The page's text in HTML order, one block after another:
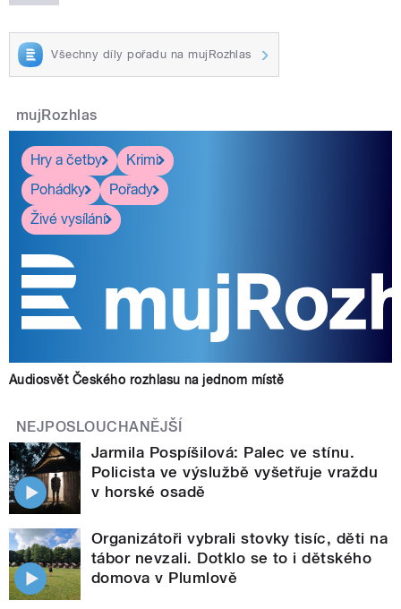
Všechny díly pořadu na mujRozhlas
mujRozhlas
Hry a četby
Krimi
Pohádky
Pořady
Živé vysílání
Audiosvět Českého rozhlasu na jednom místě
NEJPOSLOUCHANĚJŠÍ
Jarmila Pospíšilová: Palec ve stínu.
Policista ve výslužbě vyšetřuje vraždu
v horské osadě
Organizátoři vybrali stovky tisíc, děti na
tábor nevzali. Dotklo se to i dětského
domova v Plumlově